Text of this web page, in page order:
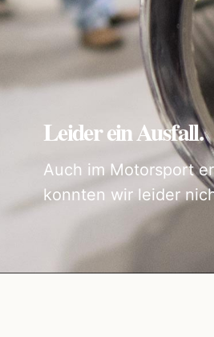
Leider ein Ausfall.
Auch im Motorsport
konnten wir leider